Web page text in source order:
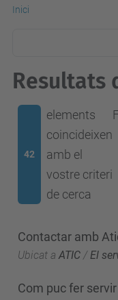
Inici
Resultats
42
elements
coincideixen
amb el
vostre criteri
de cerca
Contactar amb
Ubicat a ATIC / El
Com puc fer